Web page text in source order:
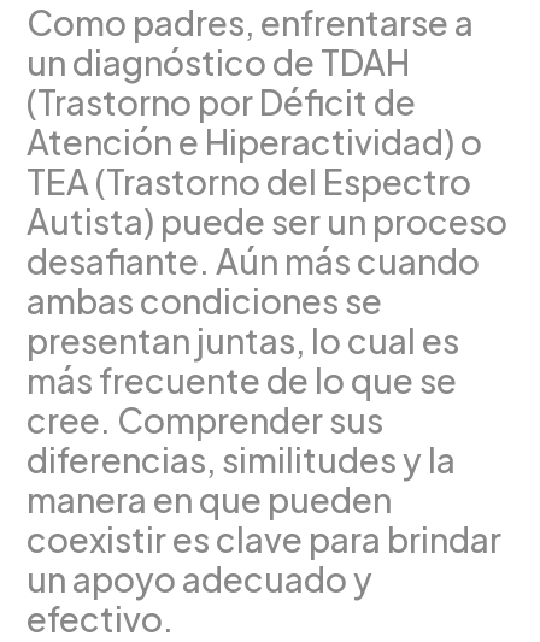
Como padres, enfrentarse a
un diagnóstico de TDAH
(Trastorno por Déficit de
Atención e Hiperactividad) o
TEA (Trastorno del Espectro
Autista) puede ser un proceso
desafiante. Aún más cuando
ambas condiciones se
presentan juntas, lo cual es
más frecuente de lo que se
cree. Comprender sus
diferencias, similitudes y la
manera en que pueden
coexistir es clave para brindar
un apoyo adecuado y
efectivo.